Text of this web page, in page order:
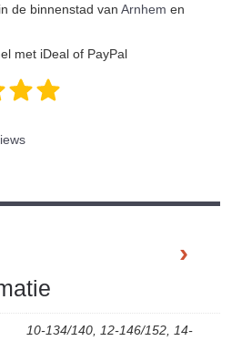
de binnenstad van Arnhem en
met iDeal of PayPal
10-134/140, 12-146/152, 14-